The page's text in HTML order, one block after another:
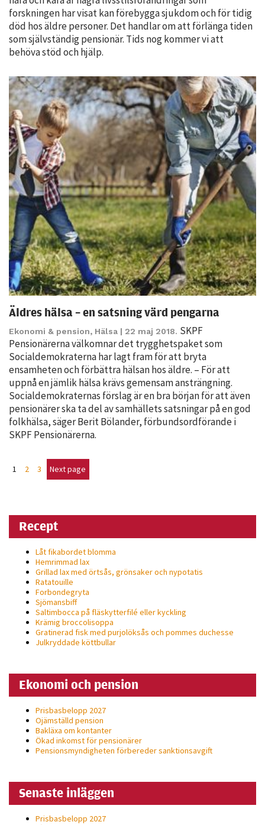
forskningen har visat kan förebygga sjukdom och för tidig
död hos äldre personer. Det handlar om att förlänga tiden
som självständig pensionär. Tids nog kommer vi att
behöva stöd och hjälp.
Äldres hälsa – en satsning värd pengarna
Ekonomi & pension, Hälsa | 22 maj 2018. SKPF
Pensionärerna välkomnar det trygghetspaket som
Socialdemokraterna har lagt fram för att bryta
ensamheten och förbättra hälsan hos äldre. – För att
uppnå en jämlik hälsa krävs gemensam ansträngning.
Socialdemokraternas förslag är en bra början för att även
pensionärer ska ta del av samhällets satsningar på en god
folkhälsa, säger Berit Bölander, förbundsordförande i
SKPF Pensionärerna.
1 2 3 Next page
Recept
Låt fikabordet blomma
Hemrimmad lax
Grillad lax med örtsås, grönsaker och nypotatis
Ratatouille
Forbondegryta
Sjömansbiff
Saltimbocca på fläsk­ytterfilé eller kyckling
Krämig broccolisoppa
Gratinerad fisk med purjolöksås och pommes duchesse
Julkryddade köttbullar
Ekonomi och pension
Prisbasbelopp 2027
Ojämställd pension
Bakläxa om kontanter
Ökad inkomst för pensionärer
Pensionsmyndigheten förbereder sanktionsavgift
Senaste inläggen
Prisbasbelopp 2027
personligt
anpassat innehåll
och erbjudanden.